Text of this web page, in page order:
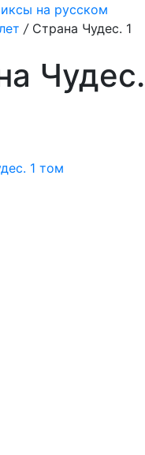
на русском
/ Страна Чудес. 1
Чудес.